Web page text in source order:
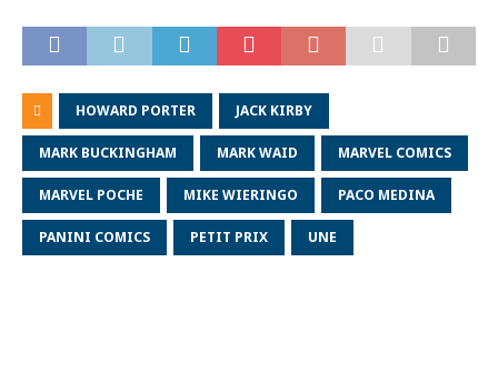
HOWARD PORTER JACK KIRBY
MARK BUCKINGHAM MARK WAID MARVEL COMICS
MARVEL POCHE MIKE WIERINGO PACO MEDINA
PANINI COMICS PETIT PRIX UNE